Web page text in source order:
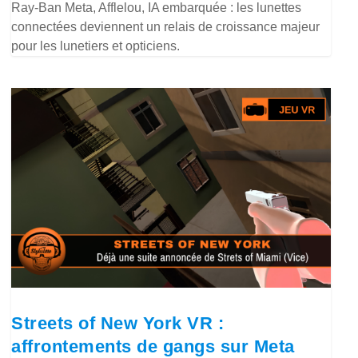
Ray-Ban Meta, Afflelou, IA embarquée : les lunettes
connectées deviennent un relais de croissance majeur
pour les lunetiers et opticiens.
Streets of New York VR :
affrontements de gangs sur Meta